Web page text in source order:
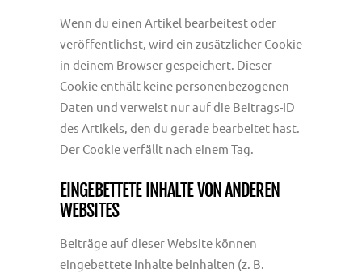
Wenn du einen Artikel bearbeitest oder
veröffentlichst, wird ein zusätzlicher Cookie
in deinem Browser gespeichert. Dieser
Cookie enthält keine personenbezogenen
Daten und verweist nur auf die Beitrags-ID
des Artikels, den du gerade bearbeitet hast.
Der Cookie verfällt nach einem Tag.
EINGEBETTETE INHALTE VON ANDEREN
WEBSITES
Beiträge auf dieser Website können
eingebettete Inhalte beinhalten (z. B.